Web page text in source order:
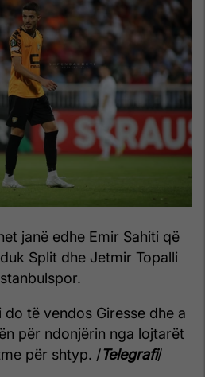
janë edhe Emir Sahiti që
Split dhe Jetmir Topalli
të vendos Giresse dhe a
për ndonjërin nga lojtarët
për shtyp. /Telegrafi/